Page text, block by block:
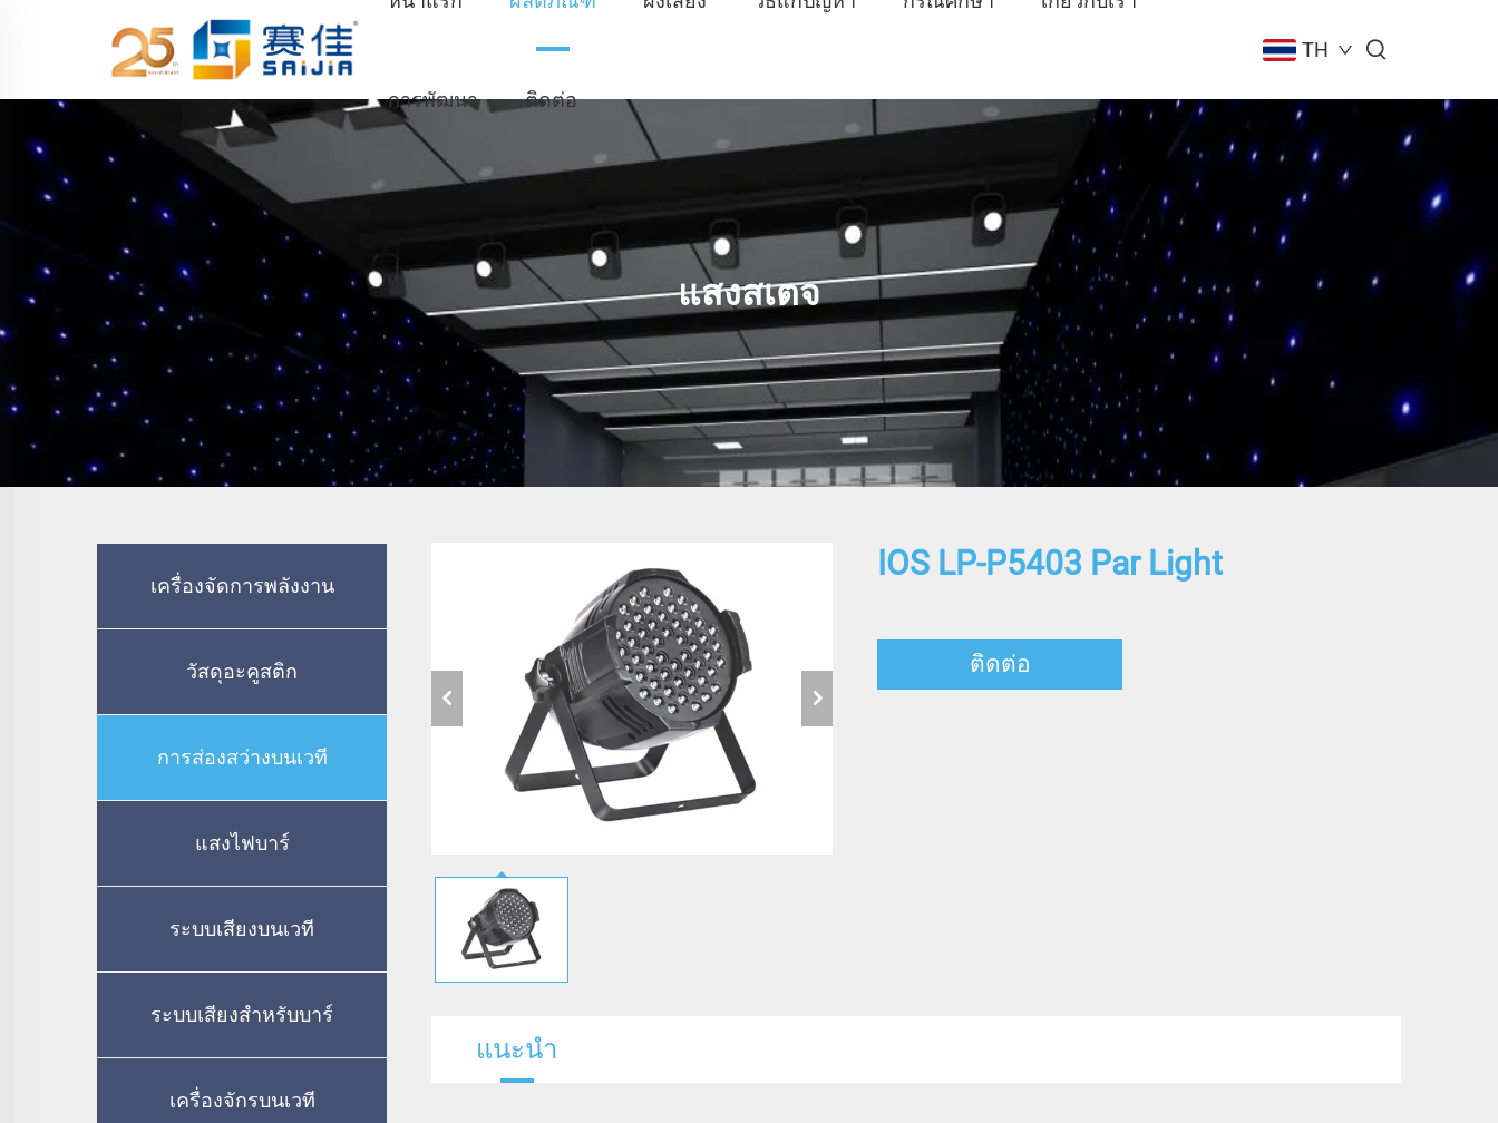
การพัฒนา ติดต่อ
TH
แสงสเตจ
เครื่องจัดการพลังงาน
วัสดุอะคูสติก
การส่องสว่างบนเวที
แสงไฟบาร์
ระบบเสียงบนเวที
ระบบเสียงสำหรับบาร์
เครื่องจักรบนเวที
IOS LP-P5403 Par Light
ติดต่อ
แนะนำ